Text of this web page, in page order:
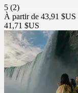
5 (2)
À partir de 43,91 $US
41,71 $US